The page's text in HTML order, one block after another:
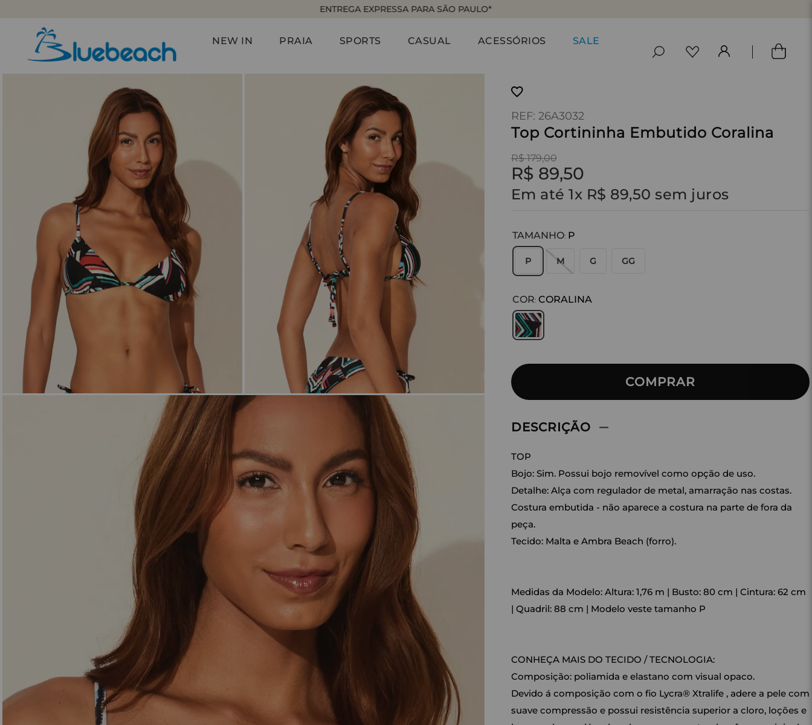
ENTREGA EXPRESSA PARA SÃO PAULO*
NEW IN PRAIA SPORTS CASUAL ACESSÓRIOS SALE
: 26A3032
Top Cortininha Embutido Coralina
R$ 179,00
R$ 89,50
Em até1x R$ 89,50 sem juros
TAMANHO: P
P M G GG
COR: CORALINA
COMPRAR
DESCRIÇÃO
TOP
Bojo: Sim. Possui bojo removível como opção de uso.
Detalhe: Alça com regulador de metal, amarração nas costas.
Costura embutida - não aparece a costura na parte de fora da
peça.
Tecido: Malta e Ambra Beach (forro).
Medidas da Modelo: Altura: 1,76 m | Busto: 80 cm | Cintura: 62 cm
| Quadril: 88 cm | Modelo veste tamanho P
CONHEÇA MAIS DO TECIDO / TECNOLOGIA:
Composição: poliamida e elastano com visual opaco.
Devido á composição com o fio Lycra® Xtralife , adere a pele com
suave compressão e possui resistência superior a cloro, loções e